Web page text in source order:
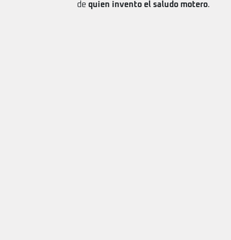
de quien invento el saludo motero.